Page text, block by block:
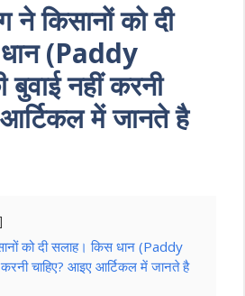
ने किसानों को दी
(Paddy
नहीं करनी
में जानते है
को दी सलाह। किस धान (Paddy
चाहिए? आइए आर्टिकल में जानते है